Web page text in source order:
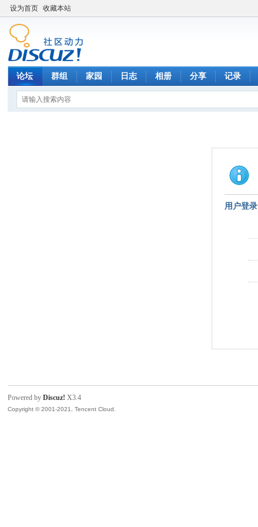
设为首页 收藏本站
论坛 群组 家园 日志 相册 分享 记录
用户登录
Powered byDiscuz! X3.4
Copyright © 2001-2021, Tencent Cloud.